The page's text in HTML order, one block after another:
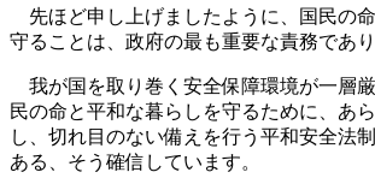
先ほど申し上げましたように、国民の
守ることは、政府の最も重要な責務であり
我が国を取り巻く安全保障環境が一層
民の命と平和な暮らしを守るために、あ
し、切れ目のない備えを行う平和安全法
ある、そう確信しています。